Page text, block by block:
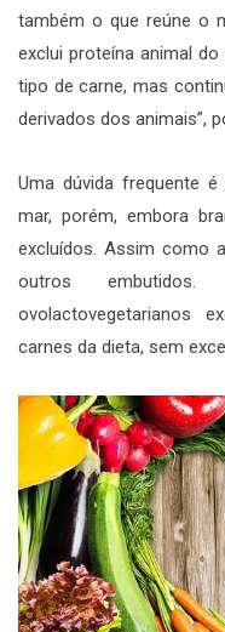
também o que reúne o
exclui proteína animal
tipo de carne, mas
derivados dos animais”,
Uma dúvida frequente
mar, porém, embora
excluídos. Assim como
outros
ovolactovegetarianos
carnes da dieta, sem